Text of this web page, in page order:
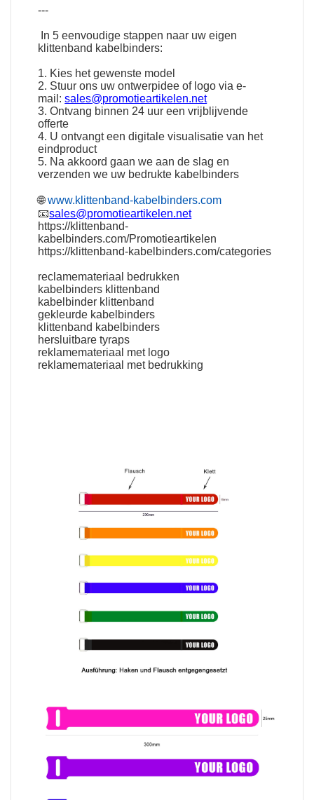
---
In 5 eenvoudige stappen naar uw eigen
klittenband kabelbinders:
1. Kies het gewenste model
2. Stuur ons uw ontwerpidee of logo via e-
mail:sales@promotieartikelen.net
3. Ontvang binnen 24 uur een vrijblijvende
offerte
4. U ontvangt een digitale visualisatie van het
eindproduct
5. Na akkoord gaan we aan de slag en
verzenden we uw bedrukte kabelbinders
🌐www.klittenband-kabelbinders.com
📧sales@promotieartikelen.net
https://klittenband-
kabelbinders.com/Promotieartikelen
https://klittenband-kabelbinders.com/categories
reclamemateriaal bedrukken
kabelbinders klittenband
kabelbinder klittenband
gekleurde kabelbinders
klittenband kabelbinders
hersluitbare tyraps
reklamemateriaal met logo
reklamemateriaal met bedrukking